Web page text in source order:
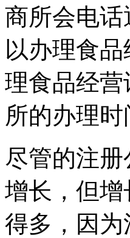
商所会电
以办理食
理食品经
所的办理
尽管的注
增长，但
得多，因